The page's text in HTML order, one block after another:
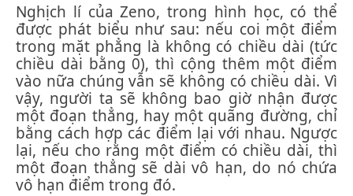
Nghịch lí của Zeno, trong hình học, có thể
được phát biểu như sau: nếu coi một điểm
trong mặt phẳng là không có chiều dài (tức
chiều dài bằng 0), thì cộng thêm một điểm
vào nữa chúng vẫn sẽ không có chiều dài. Vì
vậy, người ta sẽ không bao giờ nhận được
một đoạn thẳng, hay một quãng đường, chỉ
bằng cách hợp các điểm lại với nhau. Ngược
lại, nếu cho rằng một điểm có chiều dài, thì
một đoạn thẳng sẽ dài vô hạn, do nó chứa
vô hạn điểm trong đó.